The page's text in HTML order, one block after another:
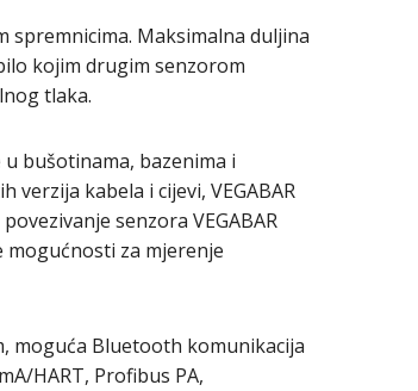
spremnicima. Maksimalna duljina
kojim drugim senzorom
tlaka.
bušotinama, bazenima i
kabela i cijevi, VEGABAR
senzora VEGABAR
za mjerenje
moguća Bluetooth komunikacija
HART, Profibus PA,